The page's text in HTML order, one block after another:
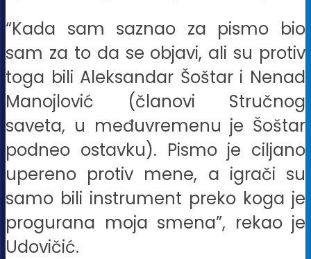
“Kada sam saznao za pismo bio
sam za to da se objavi, ali su protiv
toga bili Aleksandar Šoštar i Nenad
Manojlović (članovi Stručnog
saveta, u međuvremenu je Šoštar
podneo ostavku). Pismo je ciljano
upereno protiv mene, a igrači su
samo bili instrument preko koga je
progurana moja smena”, rekao je
Udovičić.